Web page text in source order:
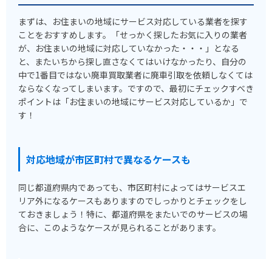
まずは、お住まいの地域にサービス対応している業者を探す
ことをおすすめします。「せっかく探したお気に入りの業者
が、お住まいの地域に対応していなかった・・・」となる
と、またいちから探し直さなくてはいけなかったり、自分の
中で1番目ではない廃車買取業者に廃車引取を依頼しなくては
ならなくなってしまいます。ですので、最初にチェックすべき
ポイントは「お住まいの地域にサービス対応しているか」で
す！
対応地域が市区町村で異なるケースも
同じ都道府県内であっても、市区町村によってはサービスエ
リア外になるケースもありますのでしっかりとチェックをし
ておきましょう！特に、都道府県をまたいでのサービスの場
合に、このようなケースが見られることがあります。